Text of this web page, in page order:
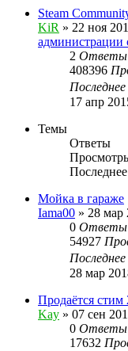
Steam
KiR » 22 ноя
администрации
2 Ответы
408396
17 апр
Темы
Ответы
Мойка в гараже
Iama00 » 28 мар
0 Ответы
54927
28 мар
Продаётся стим
Kay » 07 сен
0 Ответы
17632